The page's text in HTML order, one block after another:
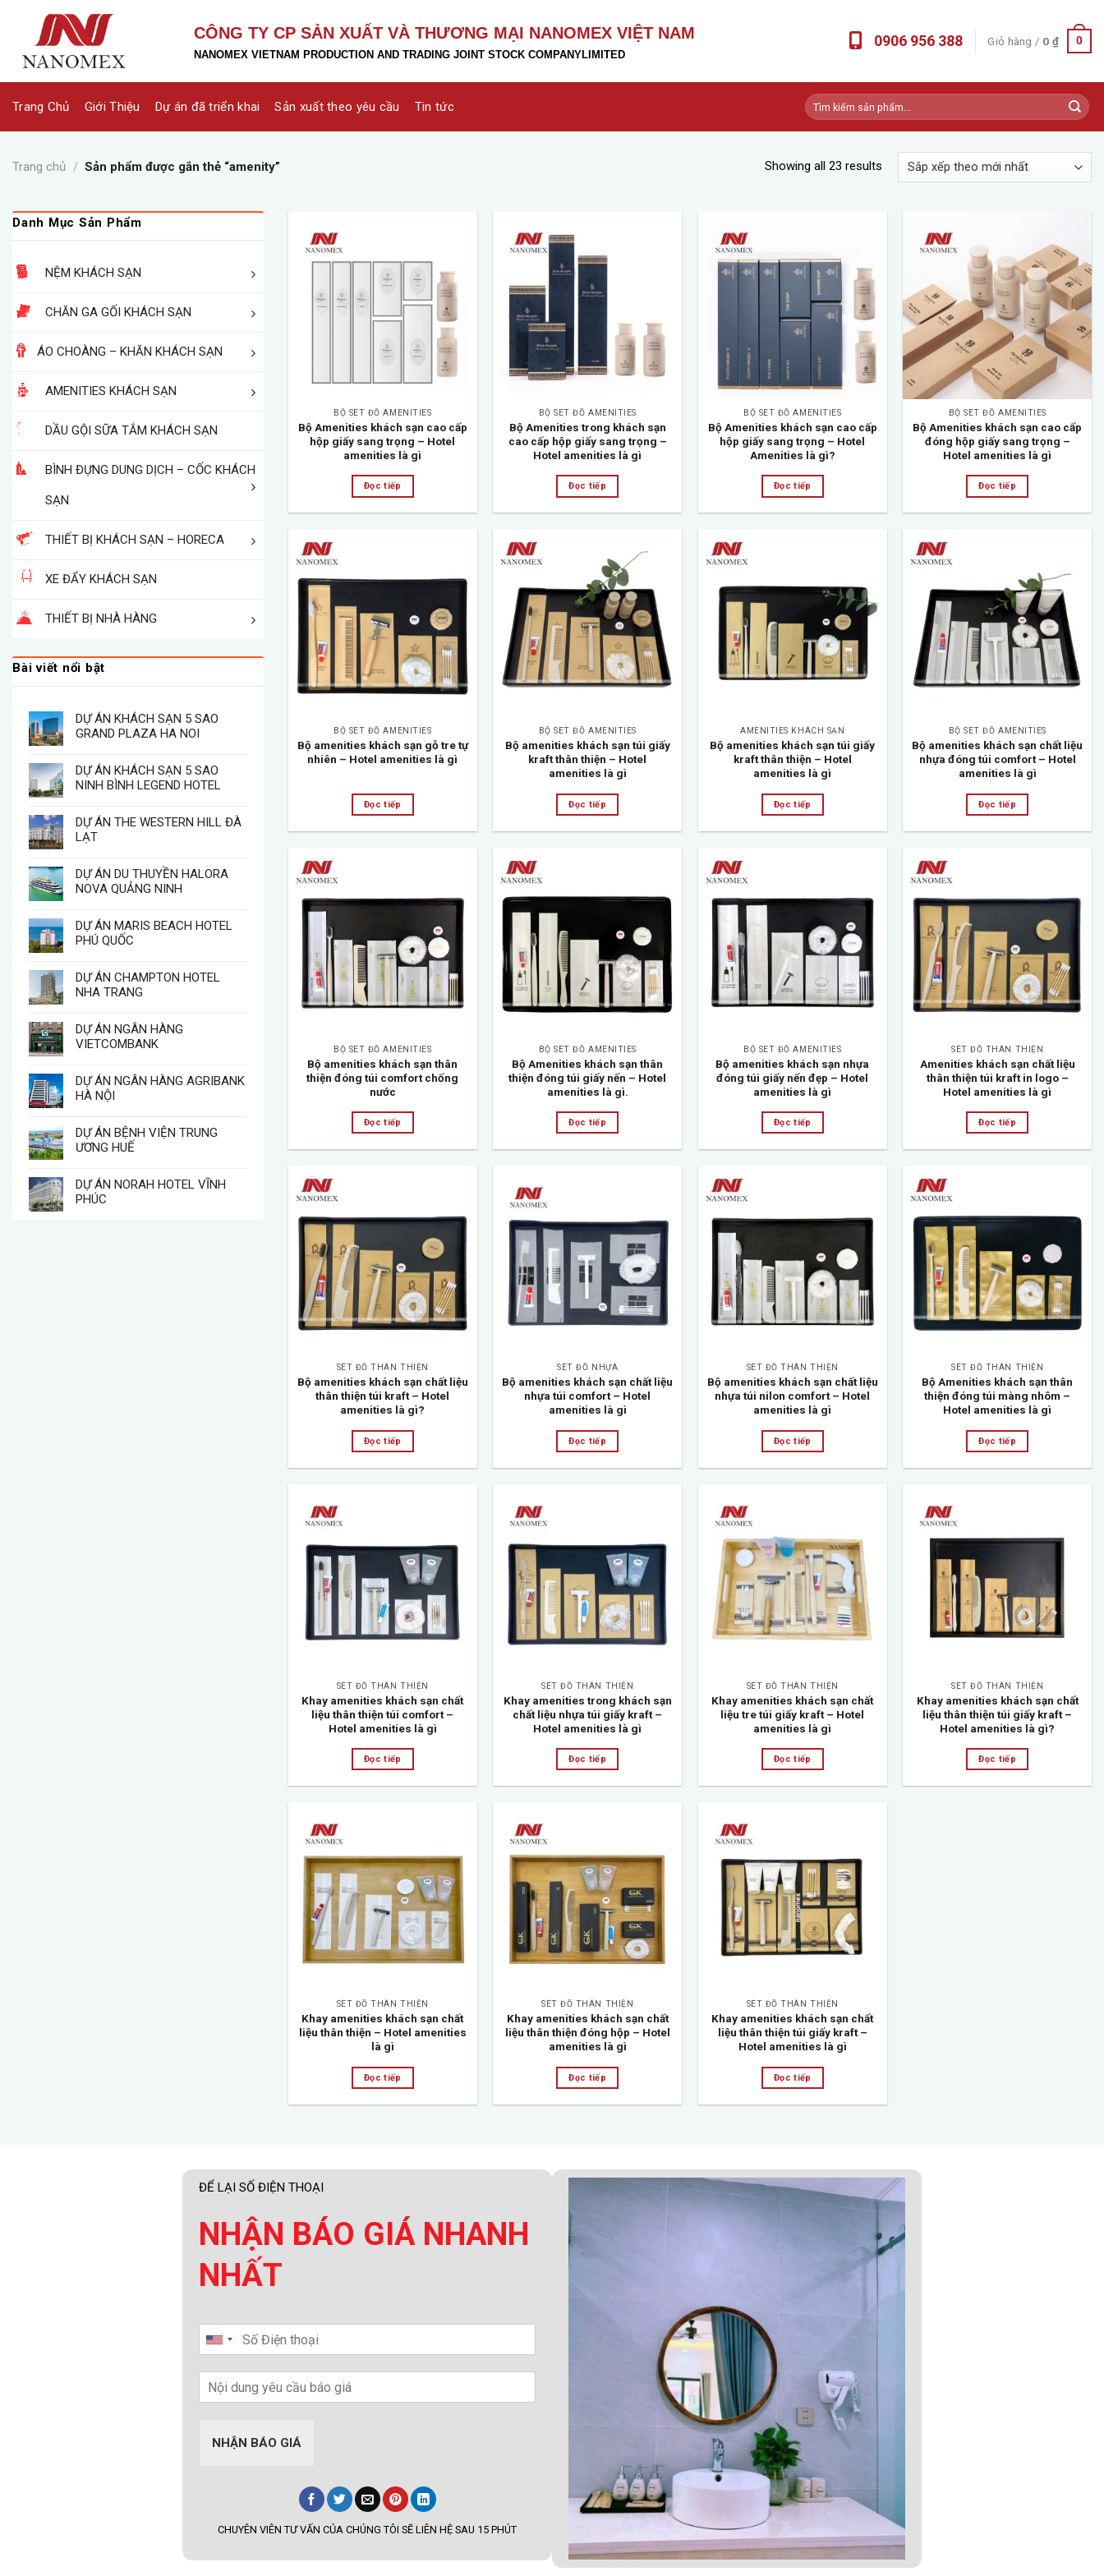
content
CÔNG TY CP SẢN XUẤT VÀ THƯƠNG MẠI NANOMEX VIỆT NAM
NANOMEX VIETNAM PRODUCTION AND TRADING JOINT STOCK COMPANYLIMITED
0906 956 388 Giỏ hàng / 0 ₫ 0
Trang Chủ Giới Thiệu Dự án đã triển khai Sản xuất theo yêu cầu Tin tức
Tìm
kiếm:
Trang chủ / Sản phẩm được gắn thẻ “amenity” Showing all 23 results
Danh Mục Sản Phẩm
NỆM KHÁCH SẠN
CHĂN GA GỐI KHÁCH SẠN
ÁO CHOÀNG – KHĂN KHÁCH SẠN
AMENITIES KHÁCH SẠN
DẦU GỘI SỮA TẮM KHÁCH SẠN
BÌNH ĐỰNG DUNG DỊCH – CỐC KHÁCH
SẠN
THIẾT BỊ KHÁCH SẠN – HORECA
XE ĐẨY KHÁCH SẠN
THIẾT BỊ NHÀ HÀNG
Bài viết nổi bật
DỰ ÁN KHÁCH SẠN 5 SAO
GRAND PLAZA HA NOI
DỰ ÁN KHÁCH SẠN 5 SAO
NINH BÌNH LEGEND HOTEL
DỰ ÁN THE WESTERN HILL ĐÀ
LẠT
DỰ ÁN DU THUYỀN HALORA
NOVA QUẢNG NINH
DỰ ÁN MARIS BEACH HOTEL
PHÚ QUỐC
DỰ ÁN CHAMPTON HOTEL
NHA TRANG
DỰ ÁN NGÂN HÀNG
VIETCOMBANK
DỰ ÁN NGÂN HÀNG AGRIBANK
HÀ NỘI
DỰ ÁN BỆNH VIỆN TRUNG
ƯƠNG HUẾ
DỰ ÁN NORAH HOTEL VĨNH
PHÚC
Add to
wishlist
BỘ SET ĐỒ AMENITIES
Bộ Amenities khách sạn cao cấp
hộp giấy sang trọng – Hotel
amenities là gì
Đọc tiếp
BỘ SET ĐỒ AMENITIES
Bộ Amenities trong khách sạn
cao cấp hộp giấy sang trọng –
Hotel amenities là gì
Đọc tiếp
Add to
wishlist
BỘ SET ĐỒ AMENITIES
Bộ Amenities khách sạn cao cấp
hộp giấy sang trọng – Hotel
Amenities là gì?
Đọc tiếp
Add to
wishlist
BỘ SET ĐỒ AMENITIES
Bộ Amenities khách sạn cao cấp
đóng hộp giấy sang trọng –
Hotel amenities là gì
Đọc tiếp
wishlist
BỘ SET ĐỒ AMENITIES
Bộ amenities khách sạn gỗ tre tự
nhiên – Hotel amenities là gì
Đọc tiếp
Add to
wishlist
BỘ SET ĐỒ AMENITIES
Bộ amenities khách sạn túi giấy
kraft thân thiện – Hotel
amenities là gì
Đọc tiếp
Add to
wishlist
AMENITIES KHÁCH SẠN
Bộ amenities khách sạn túi giấy
kraft thân thiện – Hotel
amenities là gì
Đọc tiếp
Add to
wishlist
BỘ SET ĐỒ AMENITIES
Bộ amenities khách sạn chất liệu
nhựa đóng túi comfort – Hotel
amenities là gì
Đọc tiếp
wishlist
BỘ SET ĐỒ AMENITIES
Bộ amenities khách sạn thân
thiện đóng túi comfort chống
nước
Đọc tiếp
wishlist
BỘ SET ĐỒ AMENITIES
Bộ Amenities khách sạn thân
thiện đóng túi giấy nến – Hotel
amenities là gì.
Đọc tiếp
wishlist
BỘ SET ĐỒ AMENITIES
Bộ amenities khách sạn nhựa
đóng túi giấy nến đẹp – Hotel
amenities là gì
Đọc tiếp
Add to
wishlist
SÉT ĐỒ THÂN THIỆN
Amenities khách sạn chất liệu
thân thiện túi kraft in logo –
Hotel amenities là gì
Đọc tiếp
Add to
wishlist
SÉT ĐỒ THÂN THIỆN
Bộ amenities khách sạn chất liệu
thân thiện túi kraft – Hotel
amenities là gì?
Đọc tiếp
Add to
wishlist
SÉT ĐỒ NHỰA
Bộ amenities khách sạn chất liệu
nhựa túi comfort – Hotel
amenities là gì
Đọc tiếp
wishlist
SÉT ĐỒ THÂN THIỆN
Bộ amenities khách sạn chất liệu
nhựa túi nilon comfort – Hotel
amenities là gì
Đọc tiếp
wishlist
SÉT ĐỒ THÂN THIỆN
Bộ Amenities khách sạn thân
thiện đóng túi màng nhôm –
Hotel amenities là gì
Đọc tiếp
Add to
wishlist
SÉT ĐỒ THÂN THIỆN
Khay amenities khách sạn chất
liệu thân thiện túi comfort –
Hotel amenities là gì
Đọc tiếp
Add to
wishlist
SÉT ĐỒ THÂN THIỆN
Khay amenities trong khách sạn
chất liệu nhựa túi giấy kraft –
Hotel amenities là gì
Đọc tiếp
Add to
wishlist
SÉT ĐỒ THÂN THIỆN
Khay amenities khách sạn chất
liệu tre túi giấy kraft – Hotel
amenities là gì
Đọc tiếp
SÉT ĐỒ THÂN THIỆN
Khay amenities khách sạn chất
liệu thân thiện túi giấy kraft –
Hotel amenities là gì?
Đọc tiếp
Add to
wishlist
SÉT ĐỒ THÂN THIỆN
Khay amenities khách sạn chất
liệu thân thiện – Hotel amenities
là gì
Đọc tiếp
wishlist
SÉT ĐỒ THÂN THIỆN
Khay amenities khách sạn chất
liệu thân thiện đóng hộp – Hotel
amenities là gì
Đọc tiếp
Add to
wishlist
SÉT ĐỒ THÂN THIỆN
Khay amenities khách sạn chất
liệu thân thiện túi giấy kraft –
Hotel amenities là gì
Đọc tiếp
ĐỂ LẠI SỐ ĐIỆN THOẠI
NHẬN BÁO GIÁ NHANH
NHẤT
NHẬN BÁO GIÁ
CHUYÊN VIÊN TƯ VẤN CỦA CHÚNG TÔI SẼ LIÊN HỆ SAU 15 PHÚT